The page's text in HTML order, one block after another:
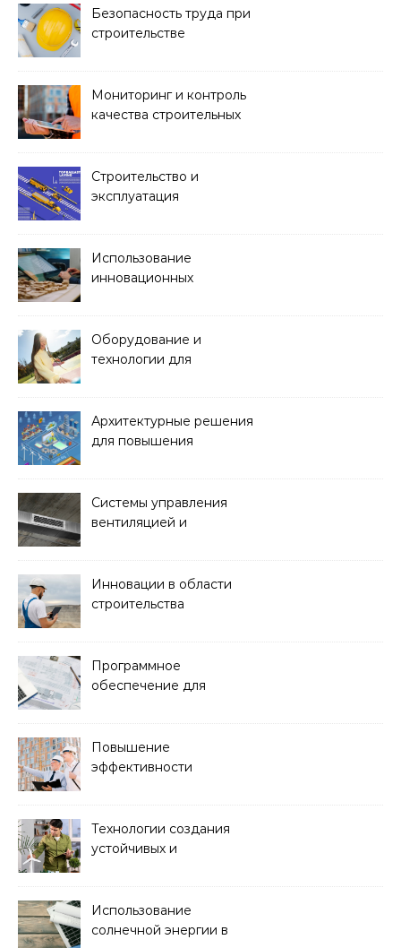
Безопасность труда при
строительстве
Мониторинг и контроль
качества строительных
Строительство и
эксплуатация
Использование
инновационных
Оборудование и
технологии для
Архитектурные решения
для повышения
Системы управления
вентиляцией и
Инновации в области
строительства
Программное
обеспечение для
строительством
Повышение
эффективности
технологий
Технологии создания
устойчивых и
Использование
солнечной энергии в